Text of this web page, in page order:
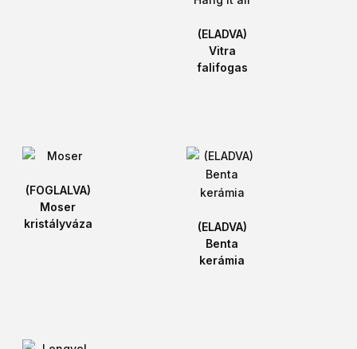
(ELADVA)
Vitra
falifogas
(FOGLALVA)
Moser
kristályváza
(ELADVA)
Benta
kerámia